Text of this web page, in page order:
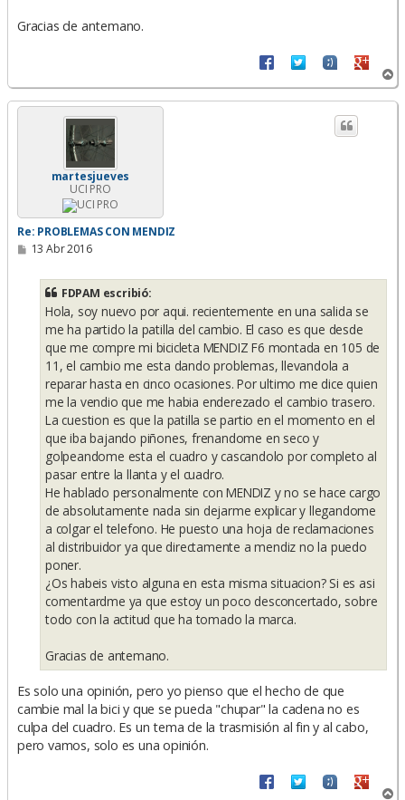
Gracias de antemano.
r
r
martesjueves
UCI PRO
Re: PROBLEMAS CON MENDIZ
M13 Abr 2016
FDPAM escribió:
Hola, soy nuevo por aqui. recientemente en una salida se
me ha partido la patilla del cambio. El caso es que desde
que me compre mi bicicleta MENDIZ F6 montada en 105 de
11, el cambio me esta dando problemas, llevandola a
reparar hasta en cinco ocasiones. Por ultimo me dice quien
me la vendio que me habia enderezado el cambio trasero.
La cuestion es que la patilla se partio en el momento en el
que iba bajando piñones, frenandome en seco y
golpeandome esta el cuadro y cascandolo por completo al
pasar entre la llanta y el cuadro.
He hablado personalmente con MENDIZ y no se hace cargo
de absolutamente nada sin dejarme explicar y llegandome
a colgar el telefono. He puesto una hoja de reclamaciones
al distribuidor ya que directamente a mendiz no la puedo
poner.
¿Os habeis visto alguna en esta misma situacion? Si es asi
comentardme ya que estoy un poco desconcertado, sobre
todo con la actitud que ha tomado la marca.
Gracias de antemano.
Es solo una opinión, pero yo pienso que el hecho de que
cambie mal la bici y que se pueda "chupar" la cadena no es
culpa del cuadro. Es un tema de la trasmisión al fin y al cabo,
pero vamos, solo es una opinión.